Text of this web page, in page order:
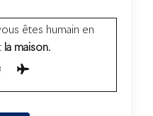
êtes humain en
la maison.